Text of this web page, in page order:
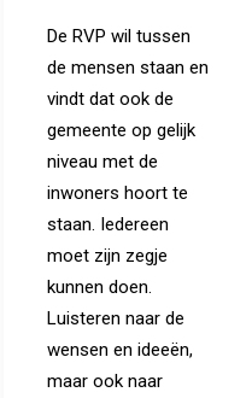
De RVP wil tussen
de mensen staan en
vindt dat ook de
gemeente op gelijk
niveau met de
inwoners hoort te
staan. Iedereen
moet zijn zegje
kunnen doen.
Luisteren naar de
wensen en ideeën,
maar ook naar